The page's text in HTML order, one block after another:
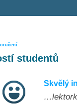
studentů
Skvělý